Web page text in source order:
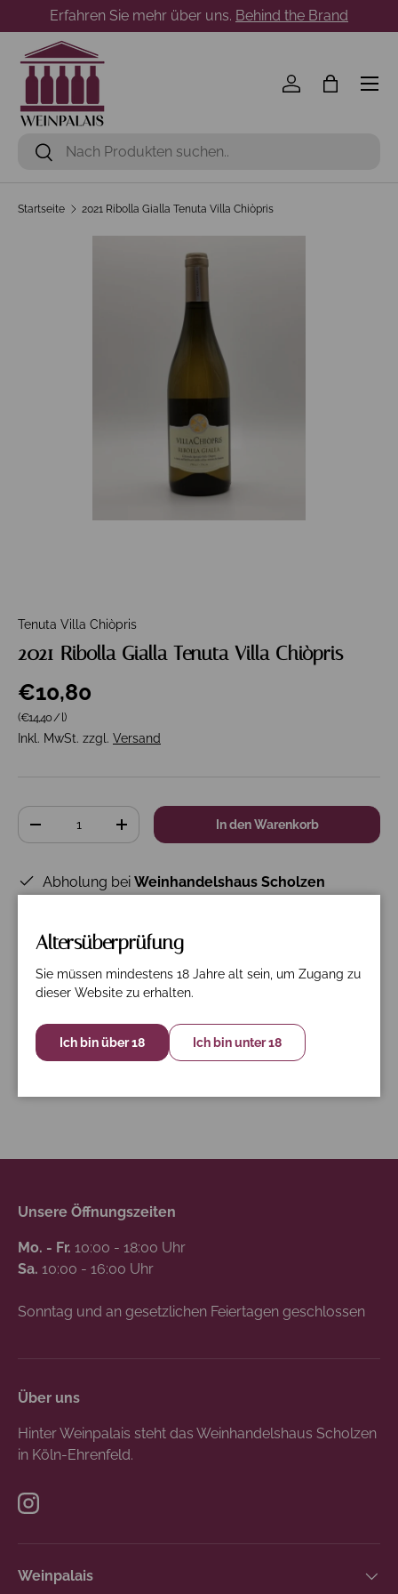
Direkt zum Inhalt
Erfahren Sie mehr über uns. Behind the Brand
Suchen
Suchen
Einloggen
Menü
Startseite 2021 Ribolla Gialla Tenuta Villa Chiòpris
Tenuta Villa Chiòpris
2021 Ribolla Gialla Tenuta Villa Chiòpris
€10,80
Grundpreis
(€14,40/l)
Inkl. MwSt. zzgl. Versand
Anzahl
+ In den Warenkorb
Abholung bei Weinhandelshaus Scholzen
Shop-Informationen anzeigen
Beschreibung Spezifikation Nährwerte
Altersüberprüfung
Sie müssen mindestens 18 Jahre alt sein, um Zugang zu
dieser Website zu erhalten.
Ich bin über 18 Ich bin unter 18
Unsere Öffnungszeiten
Mo. - Fr. 10:00 - 18:00 Uhr
Sa. 10:00 - 16:00 Uhr
Sonntag und an gesetzlichen Feiertagen geschlossen
Über uns
Hinter Weinpalais steht das Weinhandelshaus Scholzen
in Köln-Ehrenfeld.
Instagram
Weinpalais